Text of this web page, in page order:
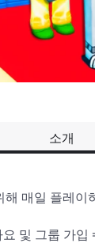
소개
매일 플레이
및 그룹 가입